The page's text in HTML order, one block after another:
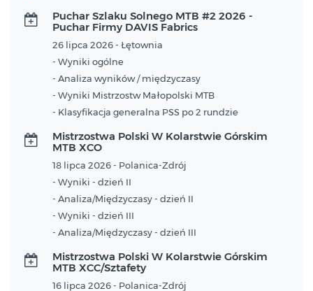
Puchar Szlaku Solnego MTB #2 2026 -
Puchar Firmy DAVIS Fabrics
26 lipca 2026 - Łętownia
- Wyniki ogólne
- Analiza wyników / międzyczasy
- Wyniki Mistrzostw Małopolski MTB
- Klasyfikacja generalna PSS po 2 rundzie
Mistrzostwa Polski W Kolarstwie Górskim
MTB XCO
18 lipca 2026 - Polanica-Zdrój
- Wyniki - dzień II
- Analiza/Międzyczasy - dzień II
- Wyniki - dzień III
- Analiza/Międzyczasy - dzień III
Mistrzostwa Polski W Kolarstwie Górskim
MTB XCC/Sztafety
16 lipca 2026 - Polanica-Zdrój